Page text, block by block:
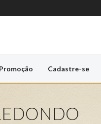
Promoção Cadastre-se